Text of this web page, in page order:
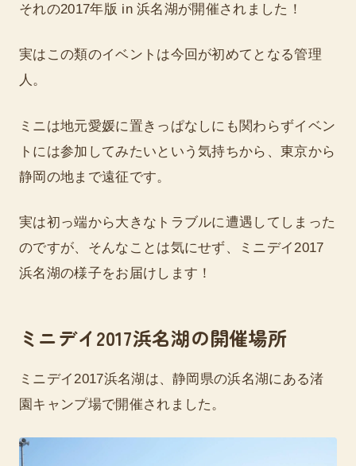
それの2017年版 in 浜名湖が開催されました！
実はこの類のイベントは今回が初めてとなる管理
人。
ミニは地元愛媛に置きっぱなしにも関わらずイベン
トには参加してみたいという気持ちから、東京から
静岡の地まで遠征です。
実は初っ端から大きなトラブルに遭遇してしまった
のですが、そんなことは気にせず、ミニデイ2017
浜名湖の様子をお届けします！
ミニデイ2017浜名湖の開催場所
ミニデイ2017浜名湖は、静岡県の浜名湖にある渚
園キャンプ場で開催されました。